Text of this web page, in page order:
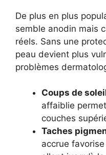
De plus en plus
semble anodin mais
réels. Sans une
peau devient plus
problèmes
Coups de
affaiblie
couches
Taches
accrue